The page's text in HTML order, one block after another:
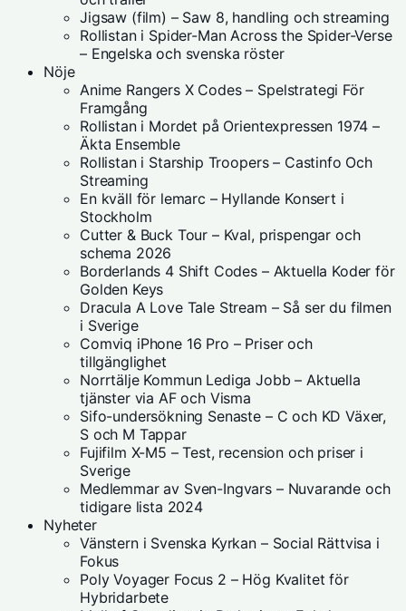
Jigsaw (film) – Saw 8, handling och streaming
Rollistan i Spider-Man Across the Spider-Verse
– Engelska och svenska röster
Nöje
Anime Rangers X Codes – Spelstrategi För
Framgång
Rollistan i Mordet på Orientexpressen 1974 –
Äkta Ensemble
Rollistan i Starship Troopers – Castinfo Och
Streaming
En kväll för lemarc – Hyllande Konsert i
Stockholm
Cutter & Buck Tour – Kval, prispengar och
schema 2026
Borderlands 4 Shift Codes – Aktuella Koder för
Golden Keys
Dracula A Love Tale Stream – Så ser du filmen
i Sverige
Comviq iPhone 16 Pro – Priser och
tillgänglighet
Norrtälje Kommun Lediga Jobb – Aktuella
tjänster via AF och Visma
Sifo-undersökning Senaste – C och KD Växer,
S och M Tappar
Fujifilm X-M5 – Test, recension och priser i
Sverige
Medlemmar av Sven-Ingvars – Nuvarande och
tidigare lista 2024
Nyheter
Vänstern i Svenska Kyrkan – Social Rättvisa i
Fokus
Poly Voyager Focus 2 – Hög Kvalitet för
Hybridarbete